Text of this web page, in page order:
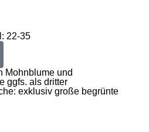
22-35
Mohnblume und
ggfs. als dritter
exklusiv große begrünte